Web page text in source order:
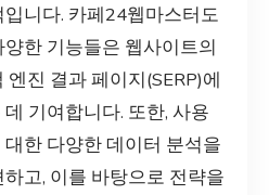
니다. 카페24웹마스터도
한 기능들은 웹사이트의
진 결과 페이지(SERP)에
기여합니다. 또한, 사용
한 다양한 데이터 분석을
고, 이를 바탕으로 전략을